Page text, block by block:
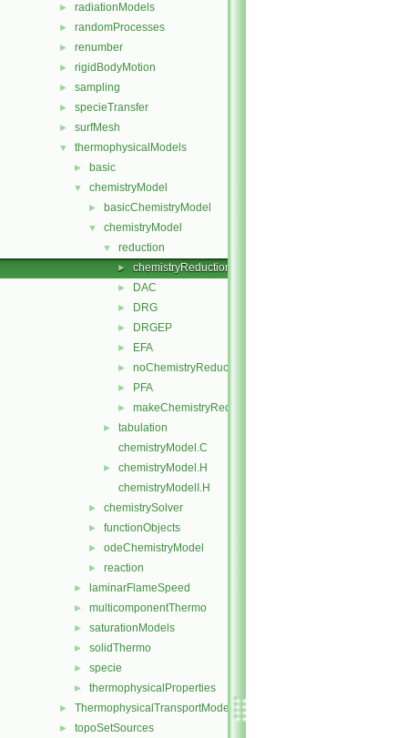
► radiationModels
► randomProcesses
► renumber
► rigidBodyMotion
► sampling
► specieTransfer
► surfMesh
▼ thermophysicalModels
► basic
▼ chemistryModel
► basicChemistryModel
▼ chemistryModel
▼ reduction
► chemistryReductionMethod
► DAC
► DRG
► DRGEP
► EFA
► noChemistryReduction
► PFA
► makeChemistryReductionMethod.H
►
tabulation
chemistryModel.C
►
chemistryModel.H
chemistryModelI.H
► chemistrySolver
► functionObjects
► odeChemistryModel
► reaction
► laminarFlameSpeed
► multicomponentThermo
► saturationModels
► solidThermo
► specie
► thermophysicalProperties
► ThermophysicalTransportModels
► topoSetSources